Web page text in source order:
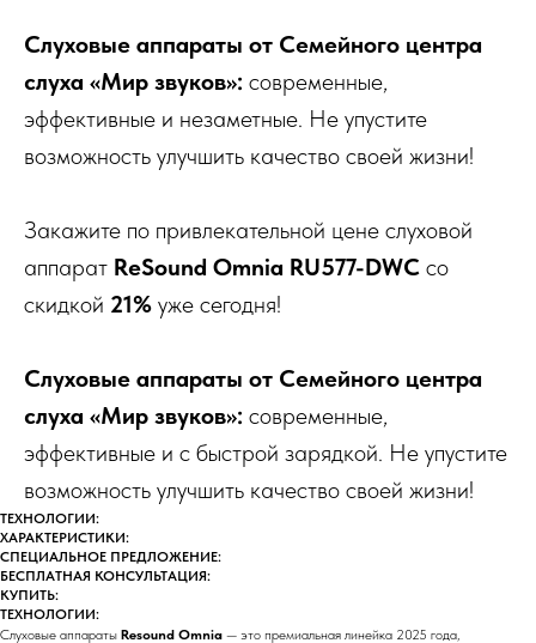
Слуховые аппараты от Семейного центра
слуха «Мир звуков»: современные,
эффективные и незаметные. Не упустите
возможность улучшить качество своей жизни!
Закажите по привлекательной цене слуховой
аппарат ReSound Omnia RU577-DWC со
скидкой 21% уже сегодня!
Слуховые аппараты от Семейного центра
слуха «Мир звуков»: современные,
эффективные и с быстрой зарядкой. Не упустите
возможность улучшить качество своей жизни!
ТЕХНОЛОГИИ:
ХАРАКТЕРИСТИКИ:
СПЕЦИАЛЬНОЕ ПРЕДЛОЖЕНИЕ:
БЕСПЛАТНАЯ КОНСУЛЬТАЦИЯ:
КУПИТЬ:
ТЕХНОЛОГИИ:
Слуховые аппараты Resound Omnia — это премиальная линейка 2025 года,